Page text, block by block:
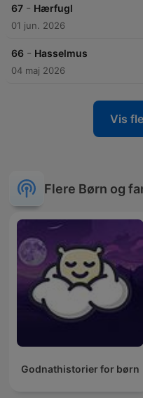
67 - Hærfugl
01 jun. 2026
66 - Hasselmus
04 maj 2026
Vis
Flere Børn og
Godnathistorier for børn